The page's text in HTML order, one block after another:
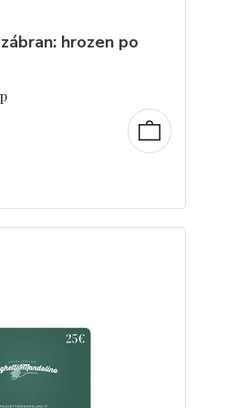
hrozen po